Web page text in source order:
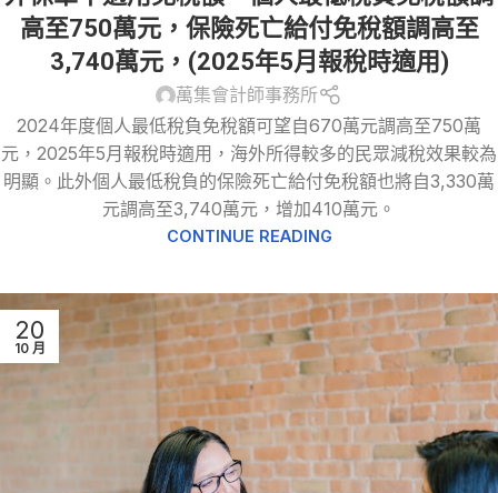
高至750萬元，保險死亡給付免稅額調高至
3,740萬元，(2025年5月報稅時適用)
萬集會計師事務所
2024年度個人最低稅負免稅額可望自670萬元調高至750萬
元，2025年5月報稅時適用，海外所得較多的民眾減稅效果較為
明顯。此外個人最低稅負的保險死亡給付免稅額也將自3,330萬
元調高至3,740萬元，增加410萬元。
CONTINUE READING
20
10 月